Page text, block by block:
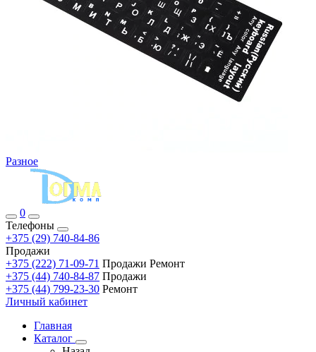
Разное
0
Телефоны
+375 (29) 740-84-86
Продажи
+375 (222) 71-09-71 Продажи Ремонт
+375 (44) 740-84-87 Продажи
+375 (44) 799-23-30 Ремонт
Личный кабинет
Главная
Каталог